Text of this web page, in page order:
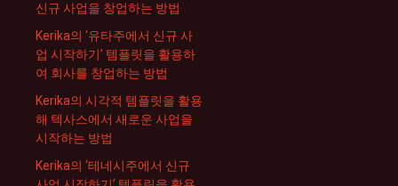
신규 사업을 창업하는 방법
Kerika의 ‘유타주에서 신규 사
업 시작하기’ 템플릿을 활용하
여 회사를 창업하는 방법
Kerika의 시각적 템플릿을 활용
해 텍사스에서 새로운 사업을
시작하는 방법
Kerika의 ‘테네시주에서 신규